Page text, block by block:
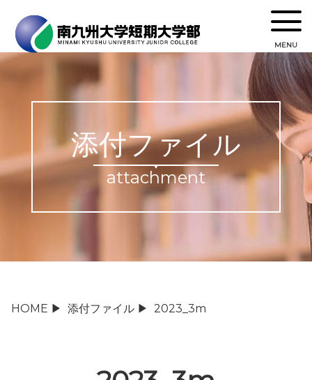
MENU
添付ファイル
attachment
HOME ▶ 添付ファイル ▶ 2023_3m